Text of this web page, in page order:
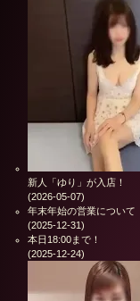
新人「ゆり」が入店！
(2026-05-07)
年末年始の営業について
(2025-12-31)
本日18:00まで！
(2025-12-24)